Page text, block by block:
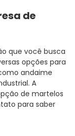
de
que você busca
opções para
andaime
A
de martelos
para saber